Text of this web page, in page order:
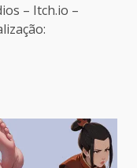
– Itch.io –